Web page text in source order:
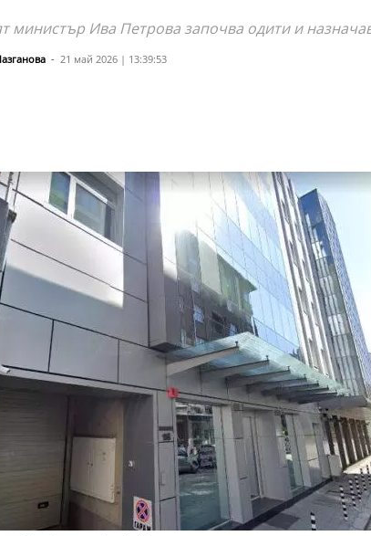
министър Ива Петрова започва одити и
- 21 май 2026 | 13:39:53